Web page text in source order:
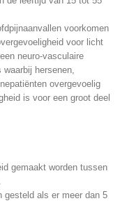
voorkomen
voor licht
neuro-vasculaire
hersenen,
overgevoelig
is voor een groot deel
gemaakt worden tussen
gesteld als er meer dan 5